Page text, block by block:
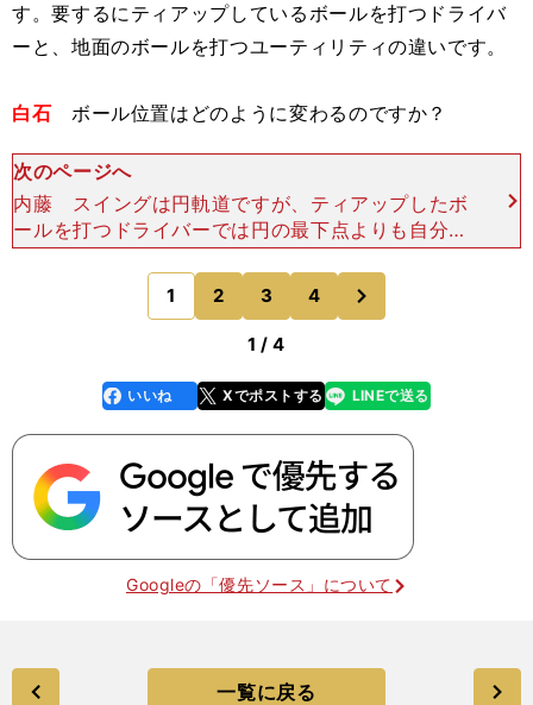
す。要するにティアップしているボールを打つドライバ
ーと、地面のボールを打つユーティリティの違いです。
白石 ボール位置はどのように変わるのですか？
次のページへ
内藤 スイングは円軌道ですが、ティアップしたボ
ールを打つドライバーでは円の最下点よりも自分か
ら見て左側がインパクトポイントになります。一
方、地面のボールを打つユーティリティは、円軌道
の最下点でボールを
1 2 3 4
のページへ
1 / 4
faceboo
k
いいね Xでポストする
line LINEで送る
Googleの「優先ソース」について
一覧に戻る